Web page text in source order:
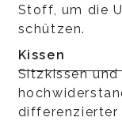
Stoff, um die
schützen.
Kissen
Sitzkissen
differenzierter